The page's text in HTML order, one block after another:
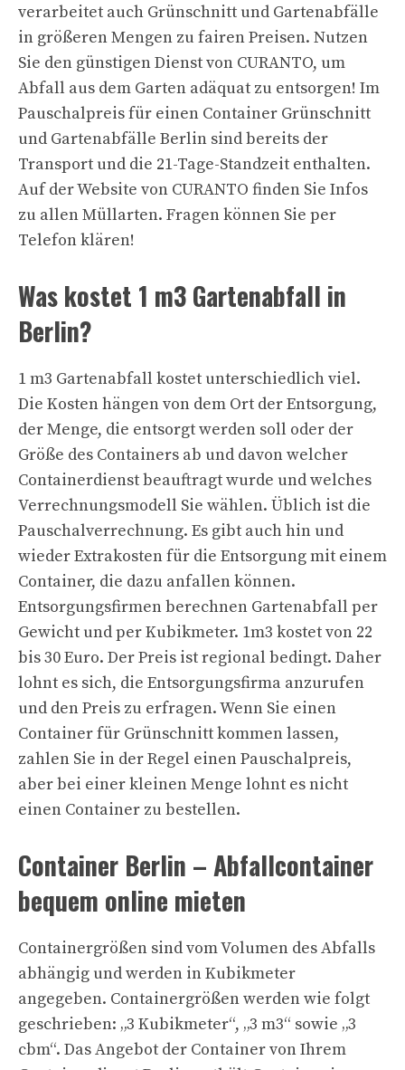
verarbeitet auch Grünschnitt und Gartenabfälle
in größeren Mengen zu fairen Preisen. Nutzen
Sie den günstigen Dienst von CURANTO, um
Abfall aus dem Garten adäquat zu entsorgen! Im
Pauschalpreis für einen Container Grünschnitt
und Gartenabfälle Berlin sind bereits der
Transport und die 21-Tage-Standzeit enthalten.
Auf der Website von CURANTO finden Sie Infos
zu allen Müllarten. Fragen können Sie per
Telefon klären!
Was kostet 1 m3 Gartenabfall in
Berlin?
1 m3 Gartenabfall kostet unterschiedlich viel.
Die Kosten hängen von dem Ort der Entsorgung,
der Menge, die entsorgt werden soll oder der
Größe des Containers ab und davon welcher
Containerdienst beauftragt wurde und welches
Verrechnungsmodell Sie wählen. Üblich ist die
Pauschalverrechnung. Es gibt auch hin und
wieder Extrakosten für die Entsorgung mit einem
Container, die dazu anfallen können.
Entsorgungsfirmen berechnen Gartenabfall per
Gewicht und per Kubikmeter. 1m3 kostet von 22
bis 30 Euro. Der Preis ist regional bedingt. Daher
lohnt es sich, die Entsorgungsfirma anzurufen
und den Preis zu erfragen. Wenn Sie einen
Container für Grünschnitt kommen lassen,
zahlen Sie in der Regel einen Pauschalpreis,
aber bei einer kleinen Menge lohnt es nicht
einen Container zu bestellen.
Container Berlin – Abfallcontainer
bequem online mieten
Containergrößen sind vom Volumen des Abfalls
abhängig und werden in Kubikmeter
angegeben. Containergrößen werden wie folgt
geschrieben: „3 Kubikmeter“, „3 m3“ sowie „3
cbm“. Das Angebot der Container von Ihrem